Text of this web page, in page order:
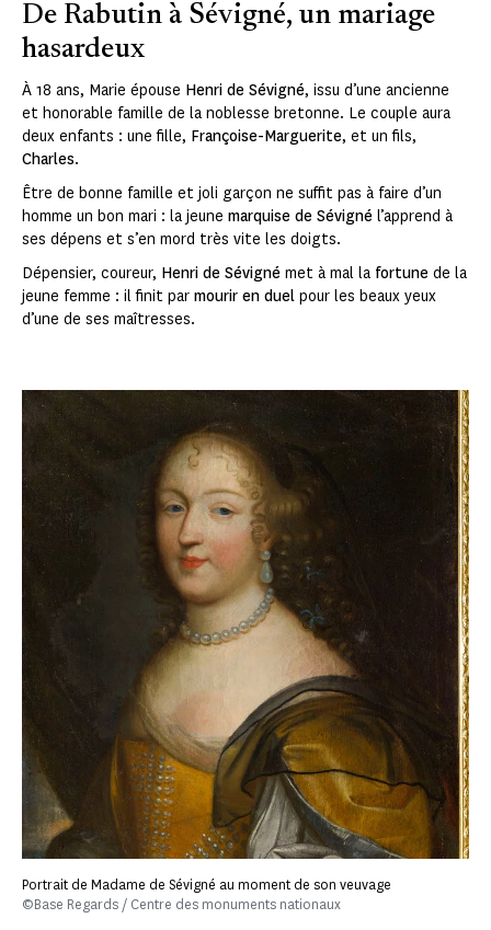
De Rabutin à Sévigné, un mariage
hasardeux
À 18 ans, Marie épouse Henri de Sévigné, issu d’une ancienne
et honorable famille de la noblesse bretonne. Le couple aura
deux enfants : une fille, Françoise-Marguerite, et un fils,
Charles.
Être de bonne famille et joli garçon ne suffit pas à faire d’un
homme un bon mari : la jeune marquise de Sévigné l’apprend à
ses dépens et s’en mord très vite les doigts.
Dépensier, coureur, Henri de Sévigné met à mal la fortune de la
jeune femme : il finit par mourir en duel pour les beaux yeux
d’une de ses maîtresses.
Portrait de Madame de Sévigné au moment de son veuvage
©Base Regards / Centre des monuments nationaux